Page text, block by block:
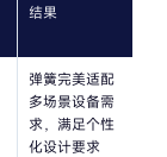
方案
解决方案
簧解决方案
结果
弹簧完美适配
多场景设备需
求，满足个性
化设计要求